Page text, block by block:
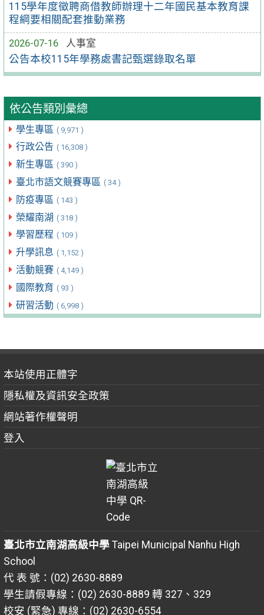
115學年度徵聘商借教師辦理十二年國民基本教育課
程綱要相關配套推動業務
2026-07-16
人事室
公告本校115年學務處書記甄選錄取名單
依公告類別彙總
學生專區 ( 9,971 )
行政公告 ( 16,308 )
新生專區 ( 390 )
臺北市語文競賽專區 ( 34 )
防疫專區 ( 143 )
榮耀南湖 ( 318 )
學習歷程 ( 109 )
升學訊息 ( 1,152 )
活動競賽 ( 4,149 )
國際教育 ( 93 )
研習活動 ( 6,998 )
本站使用正體字
隱私權及資訊安全政策
網站著作權聲明
登入
臺北市立南湖高級中學Taipei Municipal Nanhu High
School
代 表 號：(02) 2630-8889
學生請假專線：(02) 2630-8889 轉 327、329
校安 (緊急) 專線：(02) 2630-6554